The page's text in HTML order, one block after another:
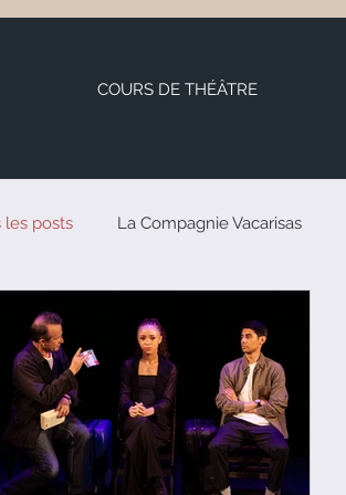
COURS DE THÉÂTRE
les posts La Compagnie Vacarisas
Stages de théâtre